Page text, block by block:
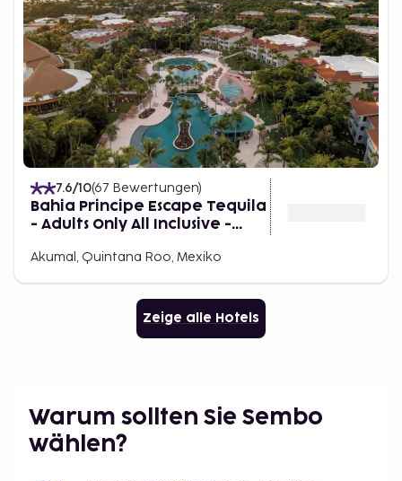
7.6/10(67 Bewertungen)
Bahia Principe Escape Tequila
- Adults Only All Inclusive -
Akumal, Quintana Roo, Mexiko
Zeige alle Hotels
Warum sollten Sie Sembo
wählen?